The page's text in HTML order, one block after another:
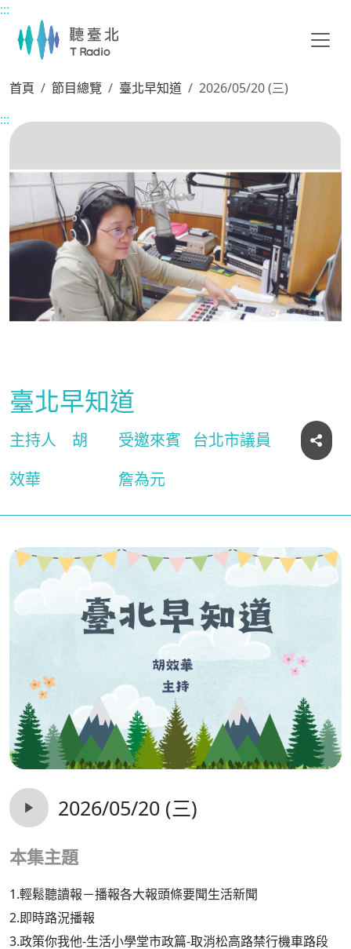
主要內容區塊
:::
首頁 節目總覽 臺北早知道
2026/05/20 (三)
:::
臺北早知道
主持人
胡
效華
受邀來賓
台北市議員
詹為元
2026/05/20 (三)
本集主題
1.輕鬆聽讀報－播報各大報頭條要聞生活新聞
2.即時路況播報
3.政策你我他-生活小學堂市政篇-取消松高路禁行機車路段